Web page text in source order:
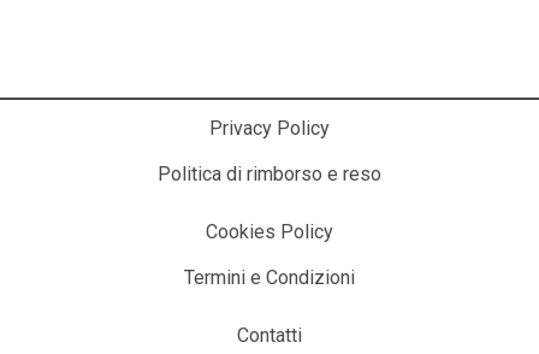
Privacy Policy
Politica di rimborso e reso
Cookies Policy
Termini e Condizioni
Contatti